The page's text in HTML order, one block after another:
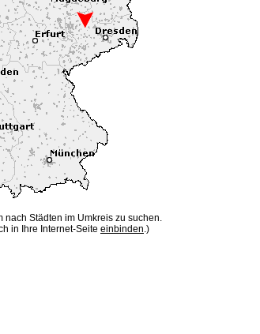
nach Städten im Umkreis zu suchen.
in Ihre Internet-Seite einbinden.)